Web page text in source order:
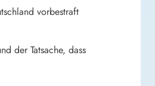
vorbestraft
der Tatsache, dass